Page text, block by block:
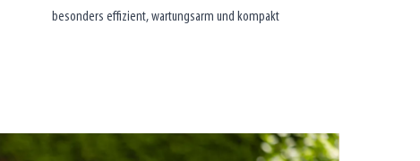
besonders effizient, wartungsarm und kompakt